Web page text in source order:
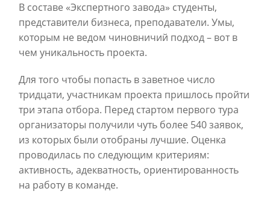
В составе «Экспертного завода» студенты,
представители бизнеса, преподаватели. Умы,
которым не ведом чиновничий подход – вот в
чем уникальность проекта.
Для того чтобы попасть в заветное число
тридцати, участникам проекта пришлось пройти
три этапа отбора. Перед стартом первого тура
организаторы получили чуть более 540 заявок,
из которых были отобраны лучшие. Оценка
проводилась по следующим критериям:
активность, адекватность, ориентированность
на работу в команде.